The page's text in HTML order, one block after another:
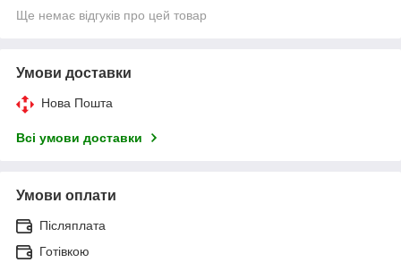
Ще немає відгуків про цей товар
Умови доставки
Нова Пошта
Всі умови доставки
Умови оплати
Післяплата
Готівкою